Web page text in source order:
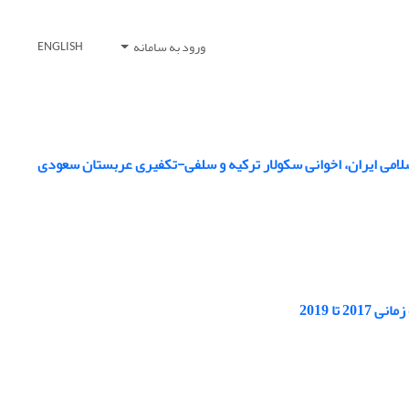
ورود به سامانه ENGLISH
ایران، اخوانی سکولار ترکیه و سلفی-تکفیری عربستان سعودی
2019